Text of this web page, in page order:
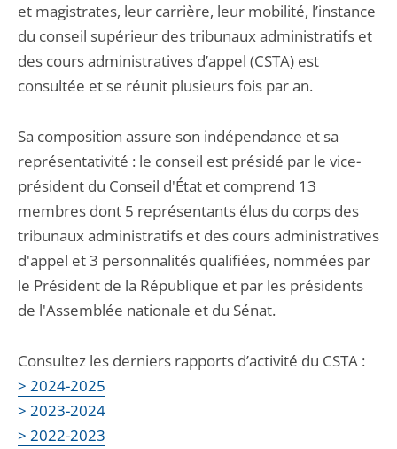
et magistrates, leur carrière, leur mobilité, l’instance
du conseil supérieur des tribunaux administratifs et
des cours administratives d’appel (CSTA) est
consultée et se réunit plusieurs fois par an.
Sa composition assure son indépendance et sa
représentativité : le conseil est présidé par le vice-
président du Conseil d'État et comprend 13
membres dont 5 représentants élus du corps des
tribunaux administratifs et des cours administratives
d'appel et 3 personnalités qualifiées, nommées par
le Président de la République et par les présidents
de l'Assemblée nationale et du Sénat.
Consultez les derniers rapports d’activité du CSTA :
> 2024-2025
> 2023-2024
> 2022-2023